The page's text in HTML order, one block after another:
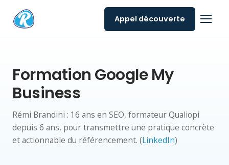
Appel découverte
Formation Google My
Business
Rémi Brandini : 16 ans en SEO, formateur Qualiopi
depuis 6 ans, pour transmettre une pratique concrète
et actionnable du référencement. (LinkedIn)